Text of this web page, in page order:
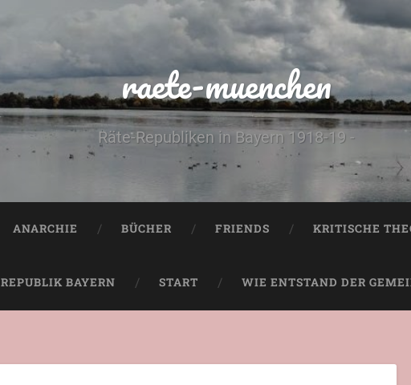
raete-muenchen
Räte-Republiken in Bayern 1918-19 -
ANARCHIE BÜCHER FRIENDS KRITISCHE
REPUBLIK BAYERN START WIE ENTSTAND DER